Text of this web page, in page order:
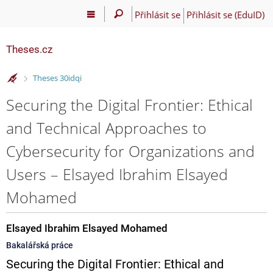
Přihlásit se Přihlásit se (EduID)
Theses.cz
>
Theses 30idqi
Securing the Digital Frontier: Ethical
and Technical Approaches to
Cybersecurity for Organizations and
Users – Elsayed Ibrahim Elsayed
Mohamed
Elsayed Ibrahim Elsayed Mohamed
Bakalářská práce
Securing the Digital Frontier: Ethical and